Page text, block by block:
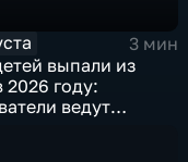
3 мин
выпали из
2026 году:
ведут